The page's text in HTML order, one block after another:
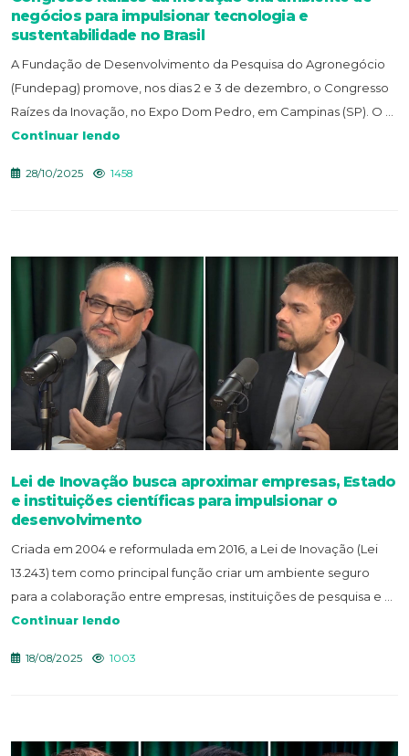
negócios para impulsionar tecnologia e
sustentabilidade no Brasil
A Fundação de Desenvolvimento da Pesquisa do Agronegócio
(Fundepag) promove, nos dias 2 e 3 de dezembro, o Congresso
Raízes da Inovação, no Expo Dom Pedro, em Campinas (SP). O ...
Continuar lendo
28/10/2025 1458
Lei de Inovação busca aproximar empresas, Estado
e instituições científicas para impulsionar o
desenvolvimento
Criada em 2004 e reformulada em 2016, a Lei de Inovação (Lei
13.243) tem como principal função criar um ambiente seguro
para a colaboração entre empresas, instituições de pesquisa e ...
Continuar lendo
18/08/2025 1003